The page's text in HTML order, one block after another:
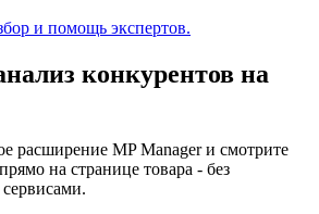
и помощь экспертов.
конкурентов на
расширение MP Manager и смотрите
на странице товара - без